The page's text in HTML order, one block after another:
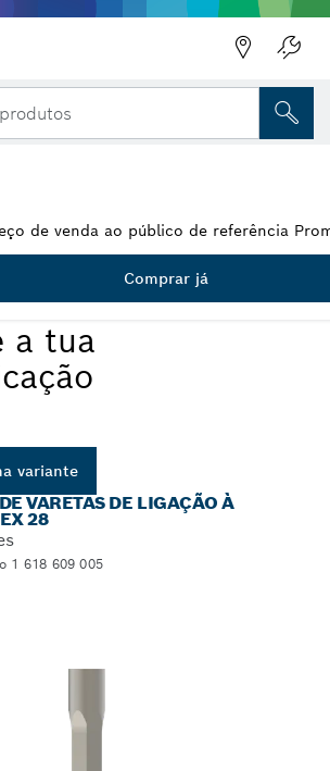
a tua
variante
VARETAS DE LIGAÇÃO À
28
1 618 609 005
varetas de ligação à terra
de venda ao público de referência
Comprar já